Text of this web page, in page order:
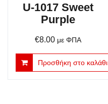
U-1017 Sweet
Purple
€8.00 με ΦΠΑ
Προσθήκη στο καλάθι